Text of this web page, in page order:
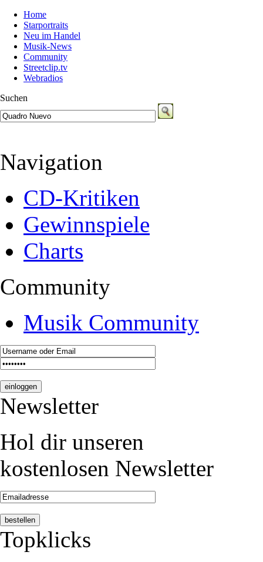
Home
Starportraits
Neu im Handel
Musik-News
Community
Streetclip.tv
Webradios
Suchen
Navigation
CD-Kritiken
Gewinnspiele
Charts
Community
Musik Community
Newsletter
Hol dir unseren
kostenlosen Newsletter
Topklicks